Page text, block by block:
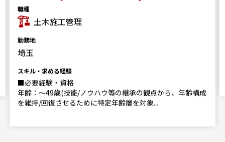
職種
土木施工管理
勤務地
埼玉
スキル・求める経験
■必要経験・資格
年齢：～49歳(技能/ノウハウ等の継承の観点から、年齢構成
を維持/回復させるために特定年齢層を対象...